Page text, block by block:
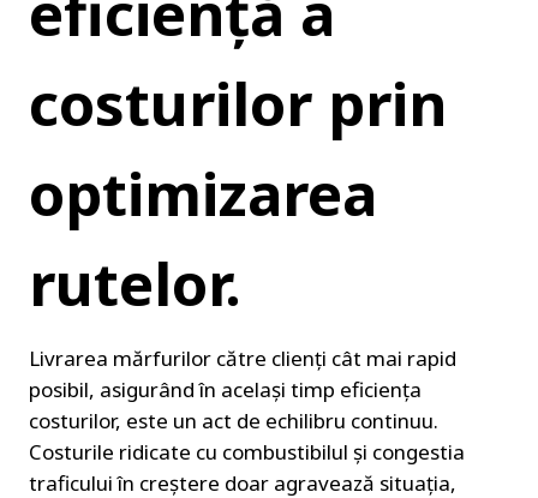
costurilor prin
optimizarea
rutelor.
Livrarea mărfurilor către clienți cât mai rapid
posibil, asigurând în același timp eficiența
costurilor, este un act de echilibru continuu.
Costurile ridicate cu combustibilul și congestia
traficului în creștere doar agravează situația,